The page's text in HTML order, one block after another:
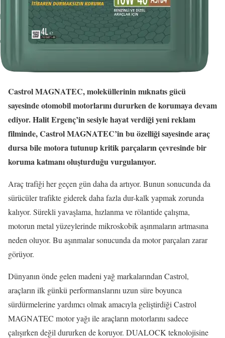
Castrol MAGNATEC, moleküllerinin mıknatıs gücü
sayesinde otomobil motorlarını dururken de korumaya devam
ediyor. Halit Ergenç’in sesiyle hayat verdiği yeni reklam
filminde, Castrol MAGNATEC’in bu özelliği sayesinde araç
dursa bile motora tutunup kritik parçaların çevresinde bir
koruma katmanı oluşturduğu vurgulanıyor.
Araç trafiği her geçen gün daha da artıyor. Bunun sonucunda da
sürücüler trafikte giderek daha fazla dur-kalk yapmak zorunda
kalıyor. Sürekli yavaşlama, hızlanma ve rölantide çalışma,
motorun metal yüzeylerinde mikroskobik aşınmaların artmasına
neden oluyor. Bu aşınmalar sonucunda da motor parçaları zarar
görüyor.
Dünyanın önde gelen madeni yağ markalarından Castrol,
araçların ilk günkü performanslarını uzun süre boyunca
sürdürmelerine yardımcı olmak amacıyla geliştirdiği Castrol
MAGNATEC motor yağı ile araçların motorlarını sadece
çalışırken değil dururken de koruyor. DUALOCK teknolojisine